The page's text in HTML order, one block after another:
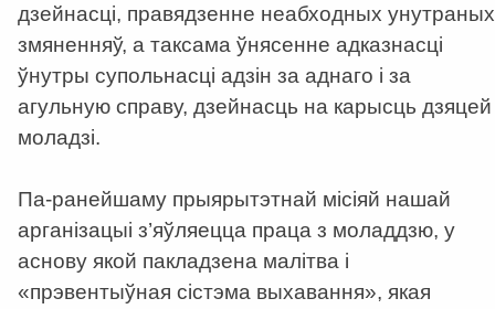
дзейнасці, правядзенне неабходных унутраных
змяненняў, а таксама ўнясенне адказнасці
ўнутры супольнасці адзін за аднаго і за
агульную справу, дзейнасць на карысць дзяцей
моладзі.
Па-ранейшаму прыярытэтнай місіяй нашай
арганізацыі з’яўляецца праца з моладдзю, у
аснову якой пакладзена малітва і
«прэвентыўная сістэма выхавання», якая